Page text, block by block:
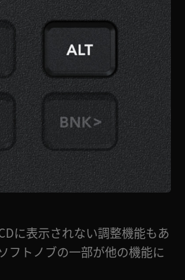
に表示されない調整機能もあ
フトノブの一部が他の機能に